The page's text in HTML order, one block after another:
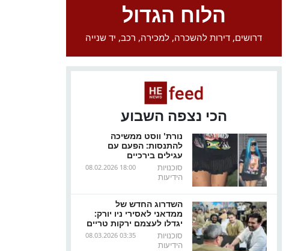
הלוח הגדול
דרושים, דירות להשכרה, למכירה, רכב, יד שנייה
הכי נצפה השבוע
נורת' ווסט ממשיכה
להתנסות: הפעם עם
עגילים בירכיים
08.02.2026 18:00
סוכנויות
הידיעות
השדרוג החדש של
ממדאני לאסירי ניו יורק:
יגדלו לעצמם ירקות טריים
08.03.2026 03:35
סוכנויות
הידיעות